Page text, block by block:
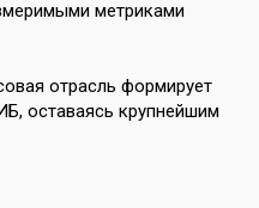
метриками
отрасль формирует
оставаясь крупнейшим